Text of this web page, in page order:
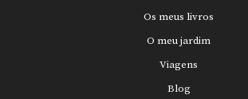
Os meus livros
O meu jardim
Viagens
Blog